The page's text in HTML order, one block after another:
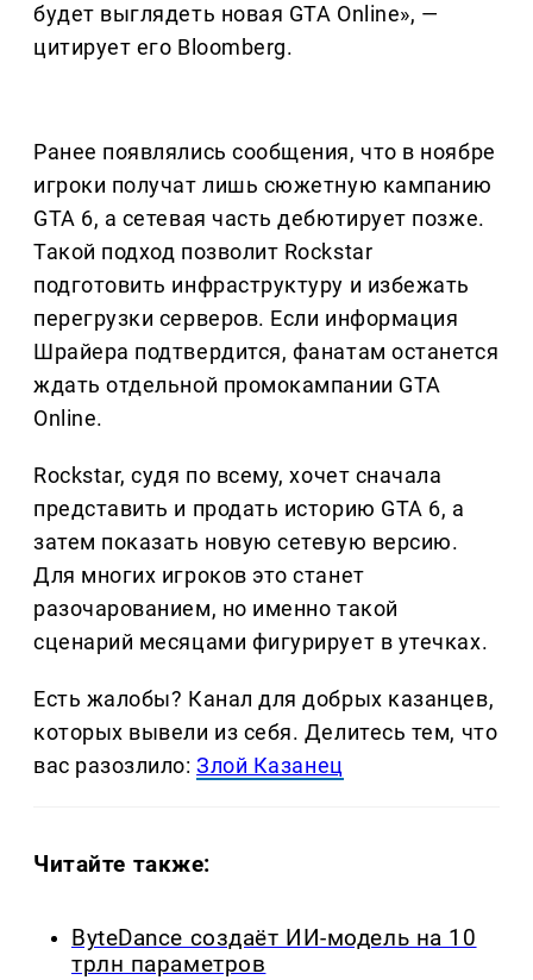
будет выглядеть новая GTA Online», —
цитирует его Bloomberg.
Ранее появлялись сообщения, что в ноябре
игроки получат лишь сюжетную кампанию
GTA 6, а сетевая часть дебютирует позже.
Такой подход позволит Rockstar
подготовить инфраструктуру и избежать
перегрузки серверов. Если информация
Шрайера подтвердится, фанатам останется
ждать отдельной промокампании GTA
Online.
Rockstar, судя по всему, хочет сначала
представить и продать историю GTA 6, а
затем показать новую сетевую версию.
Для многих игроков это станет
разочарованием, но именно такой
сценарий месяцами фигурирует в утечках.
Есть жалобы? Канал для добрых казанцев,
которых вывели из себя. Делитеcь тем, что
вас разозлило:Злой Казанец
Читайте также:
ByteDance создаёт ИИ-модель на 10
трлн параметров